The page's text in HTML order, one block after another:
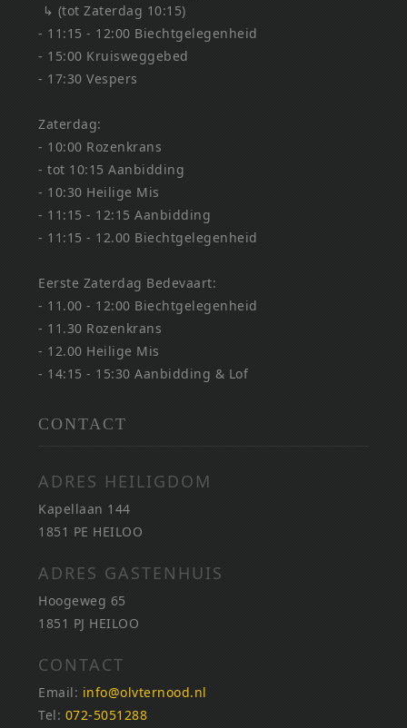
↳ (tot Zaterdag 10:15)
- 11:15 - 12:00 Biechtgelegenheid
- 15:00 Kruisweggebed
- 17:30 Vespers
Zaterdag:
- 10:00 Rozenkrans
- tot 10:15 Aanbidding
- 10:30 Heilige Mis
- 11:15 - 12:15 Aanbidding
- 11:15 - 12.00 Biechtgelegenheid
Eerste Zaterdag Bedevaart:
- 11.00 - 12:00 Biechtgelegenheid
- 11.30 Rozenkrans
- 12.00 Heilige Mis
- 14:15 - 15:30 Aanbidding & Lof
CONTACT
ADRES HEILIGDOM
Kapellaan 144
1851 PE HEILOO
ADRES GASTENHUIS
Hoogeweg 65
1851 PJ HEILOO
CONTACT
Email: info@olvternood.nl
Tel: 072-5051288